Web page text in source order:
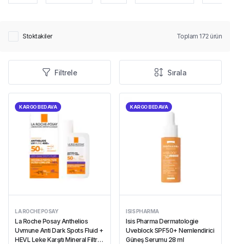
Stoktakiler Toplam 172 ürün
Filtrele Sırala
KARGO BEDAVA
LA ROCHE POSAY
La Roche Posay Anthelios
Uvmune Anti Dark Spots Fluid +
HEVL Leke Karşıtı Mineral Filtreli
KARGO BEDAVA
ISIS PHARMA
Isis Pharma Dermatologie
Uveblock SPF50+ Nemlendirici
Güneş Serumu 28 ml